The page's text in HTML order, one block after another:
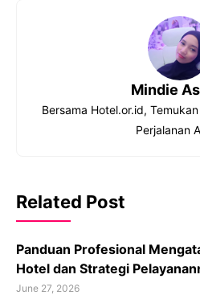
Mindie
Bersama Hotel.or.id,
Perjalanan
Related Post
Panduan Profesional
Hotel dan Strategi
June 27, 2026